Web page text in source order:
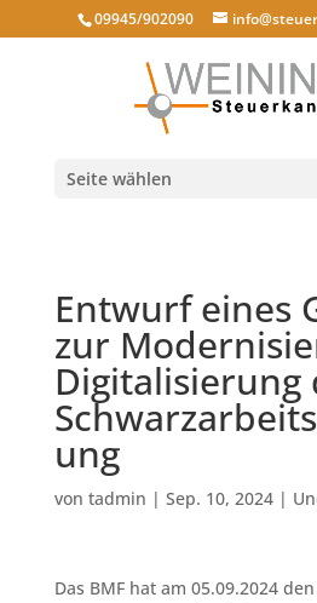
09945/902090
Seite wählen
Entwurf eines
zur
Digitalisierung
ung
von tadmin | Sep. 10, 2024|
Das BMF hat am 05.09.2024